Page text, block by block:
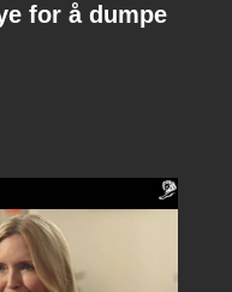
for å dumpe